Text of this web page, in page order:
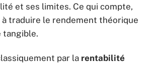
et ses limites. Ce qui compte,
à traduire le rendement théorique
tangible.
par la rentabilité